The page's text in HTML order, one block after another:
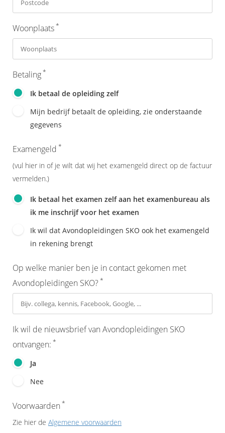
Woonplaats*
Betaling*
Ik betaal de opleiding zelf
Mijn bedrijf betaalt de opleiding, zie onderstaande
gegevens
Examengeld *
(vul hier in of je wilt dat wij het examengeld direct op de factuur
vermelden.)
Ik betaal het examen zelf aan het examenbureau als
ik me inschrijf voor het examen
Ik wil dat Avondopleidingen SKO ook het examengeld
in rekening brengt
Op welke manier ben je in contact gekomen met
Avondopleidingen SKO? *
Ik wil de nieuwsbrief van Avondopleidingen SKO
ontvangen: *
Ja
Nee
Voorwaarden *
Zie hier de Algemene voorwaarden